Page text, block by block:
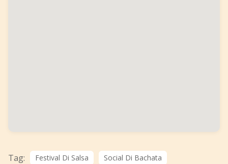
Tag: Festival Di Salsa Social Di Bachata